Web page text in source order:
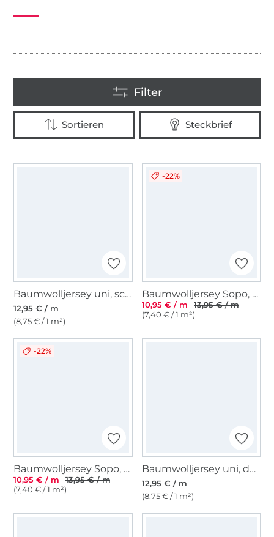
Baumwolljersey uni, schwarz
12,95 € / m
(8,75 € / 1 m²)
-22%
Baumwolljersey Sopo, schwarz
10,95 € / m
13,95 € / m
(7,40 € / 1 m²)
-22%
Baumwolljersey Sopo, weiß
10,95 € / m
13,95 € / m
(7,40 € / 1 m²)
Baumwolljersey uni, dunkelblau
12,95 € / m
(8,75 € / 1 m²)